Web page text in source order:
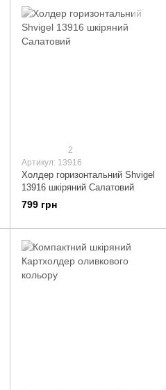
2
Артикул: 13916
Холдер горизонтальний Shvigel
13916 шкіряний Салатовий
799 грн